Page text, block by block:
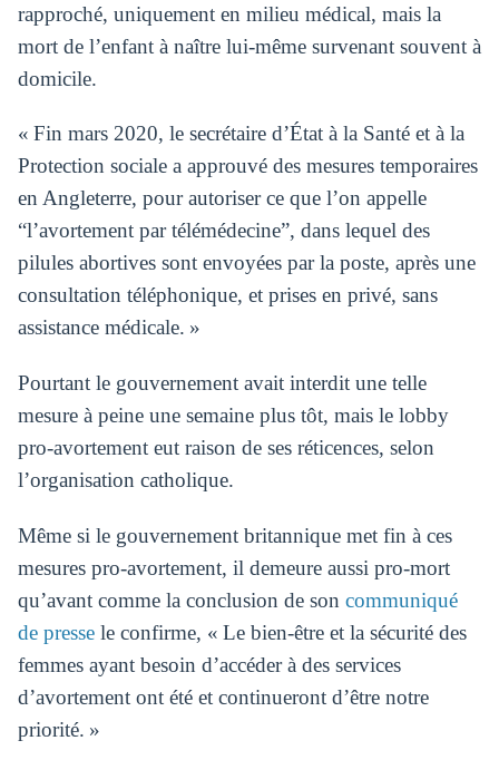
rapproché, uniquement en milieu médical, mais la
mort de l’enfant à naître lui-même survenant souvent à
domicile.
« Fin mars 2020, le secrétaire d’État à la Santé et à la
Protection sociale a approuvé des mesures temporaires
en Angleterre, pour autoriser ce que l’on appelle
“l’avortement par télémédecine”, dans lequel des
pilules abortives sont envoyées par la poste, après une
consultation téléphonique, et prises en privé, sans
assistance médicale. »
Pourtant le gouvernement avait interdit une telle
mesure à peine une semaine plus tôt, mais le lobby
pro-avortement eut raison de ses réticences, selon
l’organisation catholique.
Même si le gouvernement britannique met fin à ces
mesures pro-avortement, il demeure aussi pro-mort
qu’avant comme la conclusion de son communiqué
de pressele confirme, « Le bien-être et la sécurité des
femmes ayant besoin d’accéder à des services
d’avortement ont été et continueront d’être notre
priorité. »